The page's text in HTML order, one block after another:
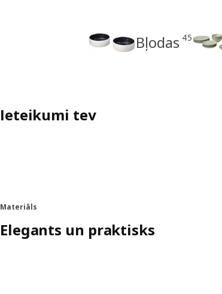
Bļodas 45
Ieteikumi tev
Materiāls
Elegants un praktisks